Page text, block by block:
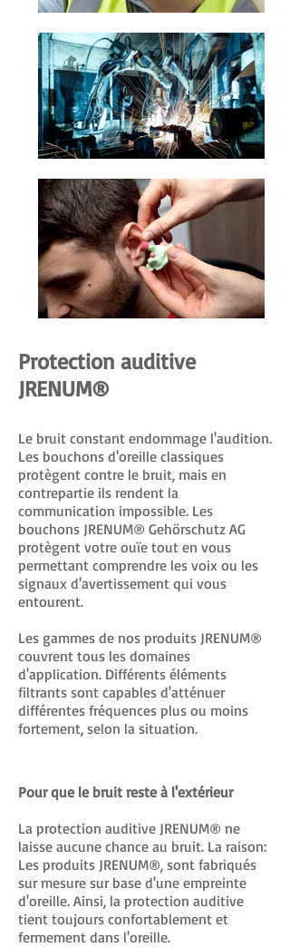
Protection auditive
JRENUM®
Le bruit constant endommage l'audition.
Les bouchons d'oreille classiques
protègent contre le bruit, mais en
contrepartie ils rendent la
communication impossible. Les
bouchons JRENUM® Gehörschutz AG
protègent votre ouïe tout en vous
permettant comprendre les voix ou les
signaux d'avertissement qui vous
entourent.
Les gammes de nos produits JRENUM®
couvrent tous les domaines
d'application. Différents éléments
filtrants sont capables d'atténuer
différentes fréquences plus ou moins
fortement, selon la situation.
Pour que le bruit reste à l'extérieur
La protection auditive JRENUM® ne
laisse aucune chance au bruit. La raison:
Les produits JRENUM®, sont fabriqués
sur mesure sur base d'une empreinte
d'oreille. Ainsi, la protection auditive
tient toujours confortablement et
fermement dans l'oreille.